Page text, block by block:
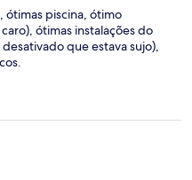
ótimas piscina, ótimo
ótimas instalações do
que estava sujo),